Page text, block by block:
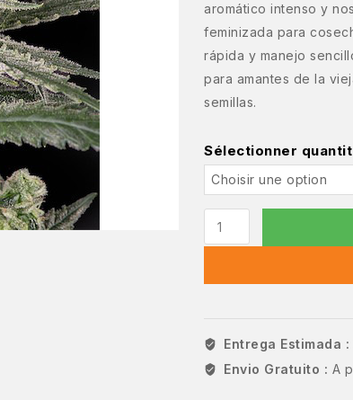
aromático intenso y
feminizada para
rápida y manejo
para amantes de la
semillas.
Sélectionner
Entrega Estimada :
Envio Gratuito : A